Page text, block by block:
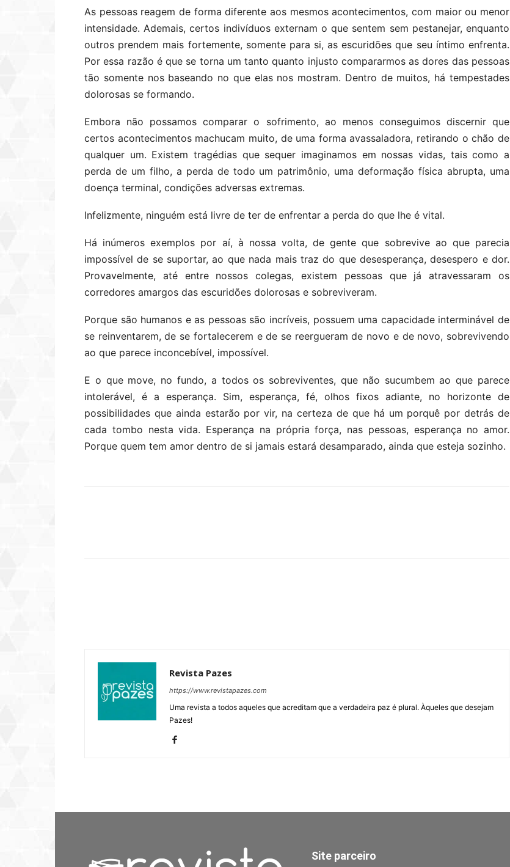
As pessoas reagem de forma diferente aos mesmos acontecimentos, com maior ou menor
intensidade. Ademais, certos indivíduos externam o que sentem sem pestanejar, enquanto
outros prendem mais fortemente, somente para si, as escuridões que seu íntimo enfrenta.
Por essa razão é que se torna um tanto quanto injusto compararmos as dores das pessoas
tão somente nos baseando no que elas nos mostram. Dentro de muitos, há tempestades
dolorosas se formando.
Embora não possamos comparar o sofrimento, ao menos conseguimos discernir que
certos acontecimentos machucam muito, de uma forma avassaladora, retirando o chão de
qualquer um. Existem tragédias que sequer imaginamos em nossas vidas, tais como a
perda de um filho, a perda de todo um patrimônio, uma deformação física abrupta, uma
doença terminal, condições adversas extremas.
Infelizmente, ninguém está livre de ter de enfrentar a perda do que lhe é vital.
Há inúmeros exemplos por aí, à nossa volta, de gente que sobrevive ao que parecia
impossível de se suportar, ao que nada mais traz do que desesperança, desespero e dor.
Provavelmente, até entre nossos colegas, existem pessoas que já atravessaram os
corredores amargos das escuridões dolorosas e sobreviveram.
Porque são humanos e as pessoas são incríveis, possuem uma capacidade interminável de
se reinventarem, de se fortalecerem e de se reergueram de novo e de novo, sobrevivendo
ao que parece inconcebível, impossível.
E o que move, no fundo, a todos os sobreviventes, que não sucumbem ao que parece
intolerável, é a esperança. Sim, esperança, fé, olhos fixos adiante, no horizonte de
possibilidades que ainda estarão por vir, na certeza de que há um porquê por detrás de
cada tombo nesta vida. Esperança na própria força, nas pessoas, esperança no amor.
Porque quem tem amor dentro de si jamais estará desamparado, ainda que esteja sozinho.
Revista Pazes
https://www.revistapazes.com
Uma revista a todos aqueles que acreditam que a verdadeira paz é plural. Àqueles que desejam
Pazes!
Site parceiro